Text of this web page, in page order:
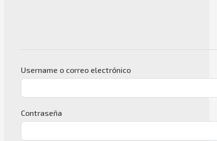
Username o correo electrónico
Contraseña